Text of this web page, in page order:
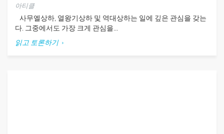
아티클
사무엘상하, 열왕기상하 및 역대상하는 일에 깊은 관심을 갖는
다. 그중에서도 가장 크게 관심을...
읽고 토론하기